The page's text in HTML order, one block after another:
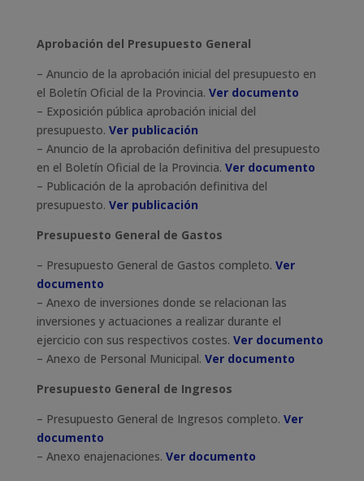
Aprobación del Presupuesto General
– Anuncio de la aprobación inicial del presupuesto en
el Boletín Oficial de la Provincia. Ver documento
– Exposición pública aprobación inicial del
presupuesto. Ver publicación
– Anuncio de la aprobación definitiva del presupuesto
en el Boletín Oficial de la Provincia. Ver documento
– Publicación de la aprobación definitiva del
presupuesto. Ver publicación
Presupuesto General de Gastos
– Presupuesto General de Gastos completo. Ver
documento
– Anexo de inversiones donde se relacionan las
inversiones y actuaciones a realizar durante el
ejercicio con sus respectivos costes. Ver documento
– Anexo de Personal Municipal. Ver documento
Presupuesto General de Ingresos
– Presupuesto General de Ingresos completo. Ver
documento
– Anexo enajenaciones. Ver documento